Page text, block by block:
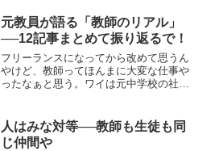
の良さに気づかされたん...
元教員が語る「教師のリアル」
──12記事まとめて振り返るで！
フリーランスになってから改めて思うん
やけど、教師ってほんまに大変な仕事や
ったなぁと思う。ワイは元中学校の社会
んな経験をしてきた。せやからこのシリ
ーズでは、そんなリアル...
人はみな対等──教師も生徒も同
じ仲間や